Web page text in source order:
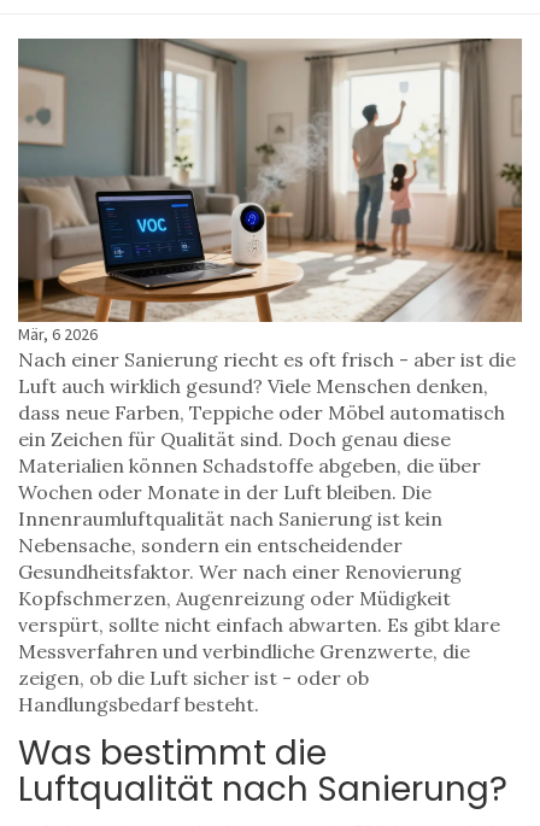
Mär, 6 2026
Nach einer Sanierung riecht es oft frisch - aber ist die
Luft auch wirklich gesund? Viele Menschen denken,
dass neue Farben, Teppiche oder Möbel automatisch
ein Zeichen für Qualität sind. Doch genau diese
Materialien können Schadstoffe abgeben, die über
Wochen oder Monate in der Luft bleiben. Die
Innenraumluftqualität nach Sanierung ist kein
Nebensache, sondern ein entscheidender
Gesundheitsfaktor. Wer nach einer Renovierung
Kopfschmerzen, Augenreizung oder Müdigkeit
verspürt, sollte nicht einfach abwarten. Es gibt klare
Messverfahren und verbindliche Grenzwerte, die
zeigen, ob die Luft sicher ist - oder ob
Handlungsbedarf besteht.
Was bestimmt die
Luftqualität nach Sanierung?